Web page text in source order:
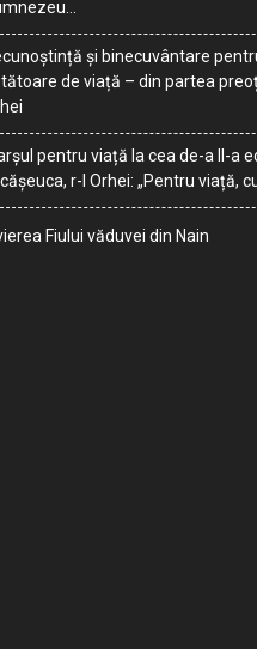
și binecuvântare
de viață – din partea
pentru viață la cea de-a II-a
r-l Orhei: „Pentru viață,
Fiului văduvei din Nain